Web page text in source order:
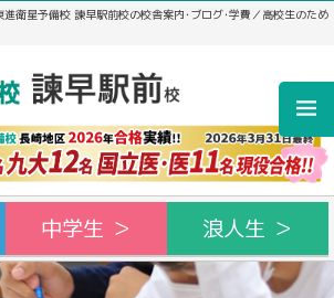
衛星予備校 諫早駅前校の校舎案内･ブログ･学費／高校生のため
中学生 ＞ 浪人生 ＞